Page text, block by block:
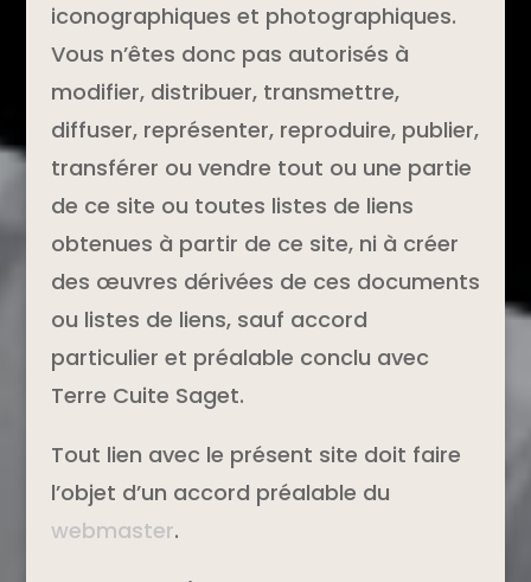
iconographiques et photographiques.
Vous n’êtes donc pas autorisés à
modifier, distribuer, transmettre,
diffuser, représenter, reproduire, publier,
transférer ou vendre tout ou une partie
de ce site ou toutes listes de liens
obtenues à partir de ce site, ni à créer
des œuvres dérivées de ces documents
ou listes de liens, sauf accord
particulier et préalable conclu avec
Terre Cuite Saget.
Tout lien avec le présent site doit faire
l’objet d’un accord préalable du
webmaster.